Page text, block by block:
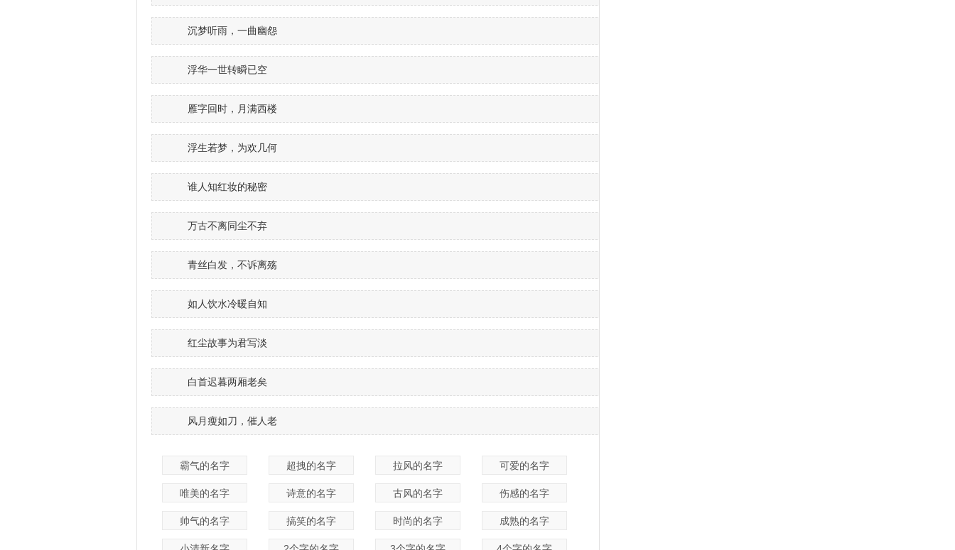
沉梦听雨，一曲幽怨
浮华一世转瞬已空
雁字回时，月满西楼
浮生若梦，为欢几何
谁人知红妆的秘密
万古不离同尘不弃
青丝白发，不诉离殇
如人饮水冷暖自知
红尘故事为君写淡
白首迟暮两厢老矣
风月瘦如刀，催人老
霸气的名字 超拽的名字 拉风的名字 可爱的名字
唯美的名字 诗意的名字 古风的名字 伤感的名字
帅气的名字 搞笑的名字 时尚的名字 成熟的名字